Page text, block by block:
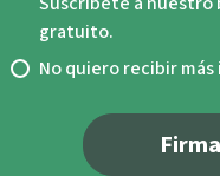
gratuito.
No quiero recibir